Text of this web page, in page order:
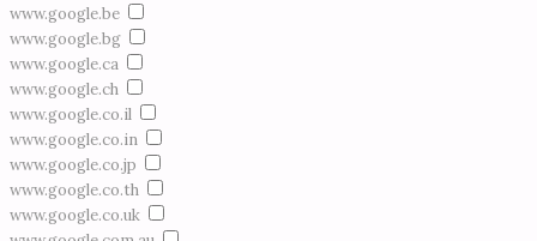
www.google.be
www.google.bg
www.google.ca
www.google.ch
www.google.co.il
www.google.co.in
www.google.co.jp
www.google.co.th
www.google.co.uk